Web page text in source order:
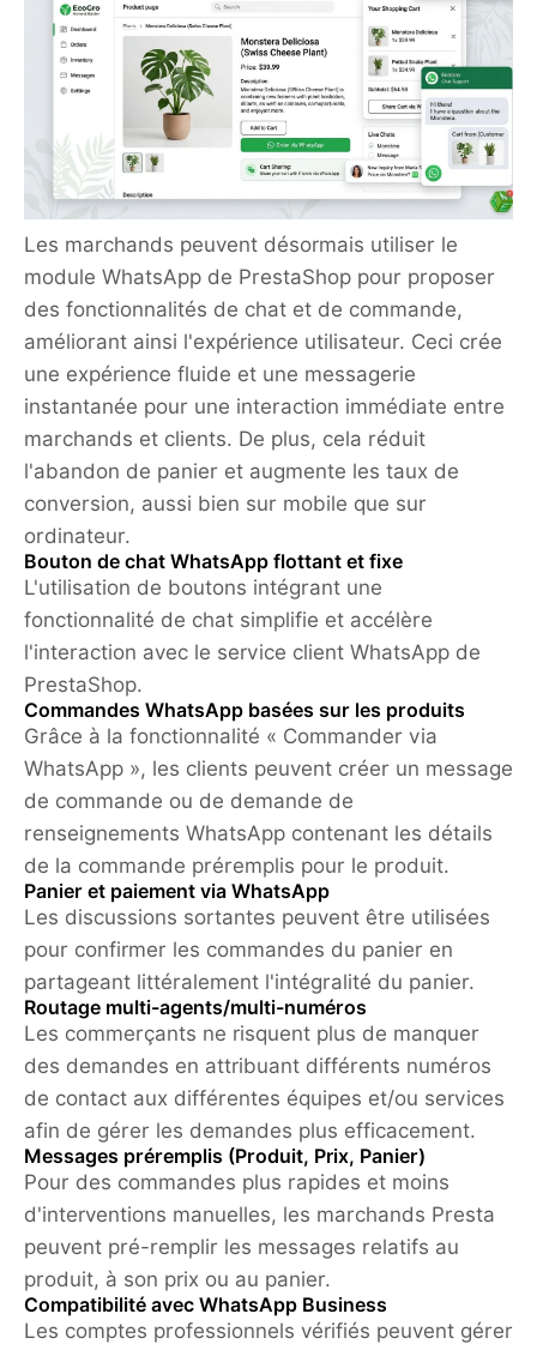
Les marchands peuvent désormais utiliser le
module WhatsApp de PrestaShop pour proposer
des fonctionnalités de chat et de commande,
améliorant ainsi l'expérience utilisateur. Ceci crée
une expérience fluide et une messagerie
instantanée pour une interaction immédiate entre
marchands et clients. De plus, cela réduit
l'abandon de panier et augmente les taux de
conversion, aussi bien sur mobile que sur
ordinateur.
Bouton de chat WhatsApp flottant et fixe
L'utilisation de boutons intégrant une
fonctionnalité de chat simplifie et accélère
l'interaction avec le service client WhatsApp de
PrestaShop.
Commandes WhatsApp basées sur les produits
Grâce à la fonctionnalité « Commander via
WhatsApp », les clients peuvent créer un message
de commande ou de demande de
renseignements WhatsApp contenant les détails
de la commande préremplis pour le produit.
Panier et paiement via WhatsApp
Les discussions sortantes peuvent être utilisées
pour confirmer les commandes du panier en
partageant littéralement l'intégralité du panier.
Routage multi-agents/multi-numéros
Les commerçants ne risquent plus de manquer
des demandes en attribuant différents numéros
de contact aux différentes équipes et/ou services
afin de gérer les demandes plus efficacement.
Messages préremplis (Produit, Prix, Panier)
Pour des commandes plus rapides et moins
d'interventions manuelles, les marchands Presta
peuvent pré-remplir les messages relatifs au
produit, à son prix ou au panier.
Compatibilité avec WhatsApp Business
Les comptes professionnels vérifiés peuvent gérer